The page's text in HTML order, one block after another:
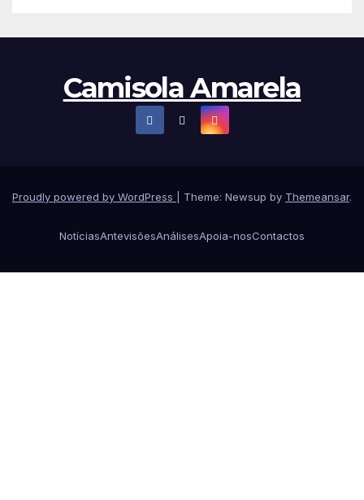
Camisola Amarela
Proudly powered by WordPress Theme: Newsup by Themeansar.
NotíciasAntevisõesAnálisesApoia-nosContactos